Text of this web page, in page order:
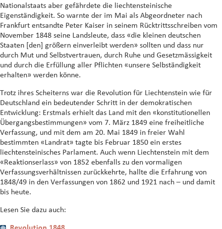
Nationalstaats aber gefährdete die liechtensteinische
Eigenständigkeit. So warnte der im Mai als Abgeordneter nach
Frankfurt entsandte Peter Kaiser in seinem Rücktrittsschreiben vom
November 1848 seine Landsleute, dass «die kleinen deutschen
Staaten [den] größern einverleibt werden» sollten und dass nur
durch Mut und Selbstvertrauen, durch Ruhe und Gesetzmässigkeit
und durch die Erfüllung aller Pflichten «unsere Selbständigkeit
erhalten» werden könne.
Trotz ihres Scheiterns war die Revolution für Liechtenstein wie für
Deutschland ein bedeutender Schritt in der demokratischen
Entwicklung: Erstmals erhielt das Land mit den «konstitutionellen
Übergangsbestimmungen» vom 7. März 1849 eine freiheitliche
Verfassung, und mit dem am 20. Mai 1849 in freier Wahl
bestimmten «Landrat» tagte bis Februar 1850 ein erstes
liechtensteinisches Parlament. Auch wenn Liechtenstein mit dem
«Reaktionserlass» von 1852 ebenfalls zu den vormaligen
Verfassungsverhältnissen zurückkehrte, hallte die Erfahrung von
1848/49 in den Verfassungen von 1862 und 1921 nach – und damit
bis heute.
Lesen Sie dazu auch:
Revolution 1848